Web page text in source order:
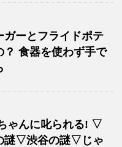
ガーとフライドポテ
？ 食器を使わず手で
ゃんに叱られる! ▽
謎▽渋谷の謎▽じゃ